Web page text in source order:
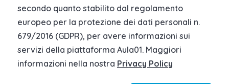
secondo quanto stabilito dal regolamento
europeo per la protezione dei dati personali n.
679/2016 (GDPR), per avere informazioni sui
servizi della piattaforma Aula01. Maggiori
informazioni nella nostra Privacy Policy